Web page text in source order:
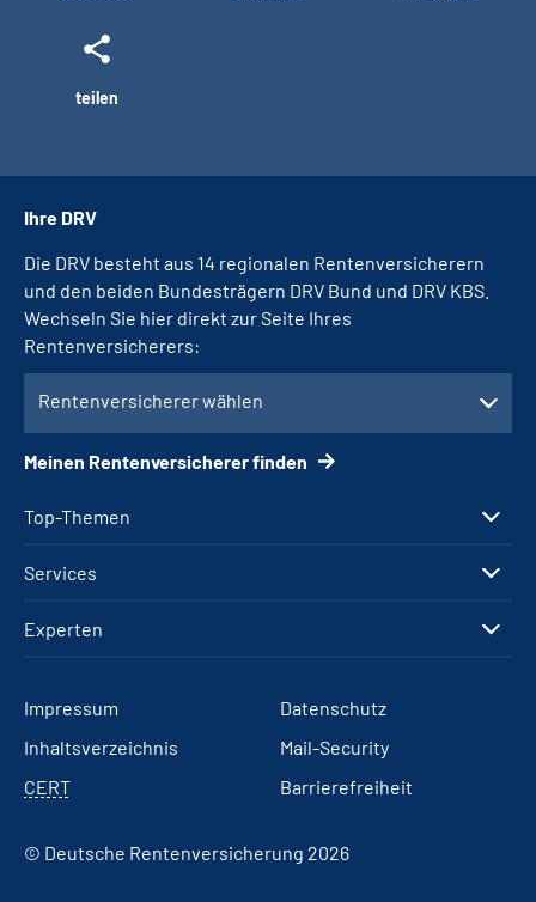
teilen
Top-Themen
Services
Experten
Ihre DRV
Die DRV besteht aus 14 regionalen Rentenversicherern
und den beiden Bundesträgern DRV Bund und DRV KBS.
Wechseln Sie hier direkt zur Seite Ihres
Rentenversicherers:
Rentenversicherer wählen
Meinen Rentenversicherer finden
Impressum
Datenschutz
Inhaltsverzeichnis
Mail-Security
CERT
Barrierefreiheit
© Deutsche Rentenversicherung 2026